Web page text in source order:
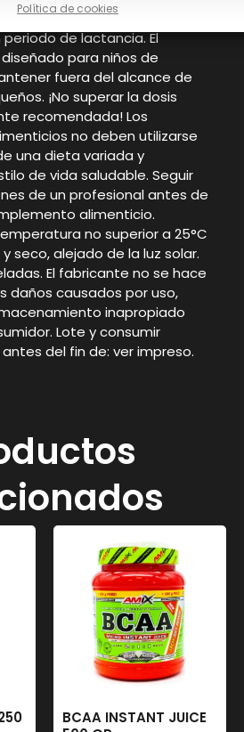
Política de cookies
utilice este producto si está
de lactancia. El
para niños de
fuera del alcance de
¡No superar la dosis
recomendada! Los
no deben utilizarse
una dieta variada y
de vida saludable. Seguir
de un profesional antes de
alimenticio.
no superior a 25°C
seco, alejado de la luz solar.
El fabricante no se hace
daños causados por uso,
inapropiado
Lote y consumir
del fin de: ver impreso.
BCAA INSTANT JUICE